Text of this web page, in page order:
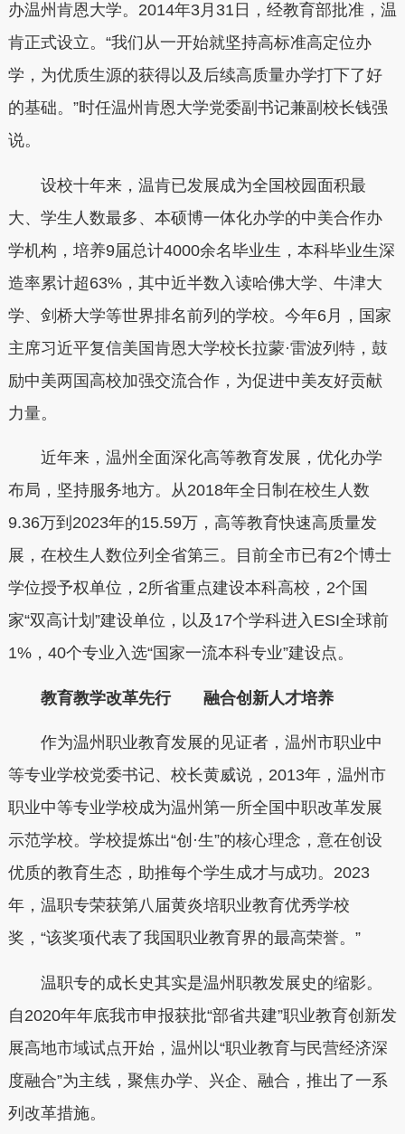
办温州肯恩大学。2014年3月31日，经教育部批准，温
肯正式设立。“我们从一开始就坚持高标准高定位办
学，为优质生源的获得以及后续高质量办学打下了好
的基础。”时任温州肯恩大学党委副书记兼副校长钱强
说。
设校十年来，温肯已发展成为全国校园面积最
大、学生人数最多、本硕博一体化办学的中美合作办
学机构，培养9届总计4000余名毕业生，本科毕业生深
造率累计超63%，其中近半数入读哈佛大学、牛津大
学、剑桥大学等世界排名前列的学校。今年6月，国家
主席习近平复信美国肯恩大学校长拉蒙·雷波列特，鼓
励中美两国高校加强交流合作，为促进中美友好贡献
力量。
近年来，温州全面深化高等教育发展，优化办学
布局，坚持服务地方。从2018年全日制在校生人数
9.36万到2023年的15.59万，高等教育快速高质量发
展，在校生人数位列全省第三。目前全市已有2个博士
学位授予权单位，2所省重点建设本科高校，2个国
家“双高计划”建设单位，以及17个学科进入ESI全球前
1%，40个专业入选“国家一流本科专业”建设点。
教育教学改革先行 融合创新人才培养
作为温州职业教育发展的见证者，温州市职业中
等专业学校党委书记、校长黄威说，2013年，温州市
职业中等专业学校成为温州第一所全国中职改革发展
示范学校。学校提炼出“创·生”的核心理念，意在创设
优质的教育生态，助推每个学生成才与成功。2023
年，温职专荣获第八届黄炎培职业教育优秀学校
奖，“该奖项代表了我国职业教育界的最高荣誉。”
温职专的成长史其实是温州职教发展史的缩影。
自2020年年底我市申报获批“部省共建”职业教育创新发
展高地市域试点开始，温州以“职业教育与民营经济深
度融合”为主线，聚焦办学、兴企、融合，推出了一系
列改革措施。